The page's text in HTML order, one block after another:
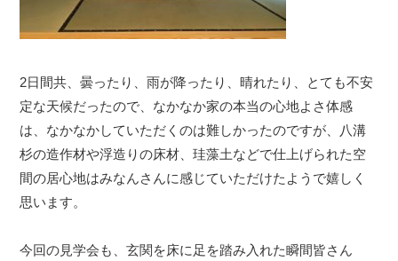
2日間共、曇ったり、雨が降ったり、晴れたり、とても不安
定な天候だったので、なかなか家の本当の心地よさ体感
は、なかなかしていただくのは難しかったのですが、八溝
杉の造作材や浮造りの床材、珪藻土などで仕上げられた空
間の居心地はみなんさんに感じていただけたようで嬉しく
思います。
今回の見学会も、玄関を床に足を踏み入れた瞬間皆さん